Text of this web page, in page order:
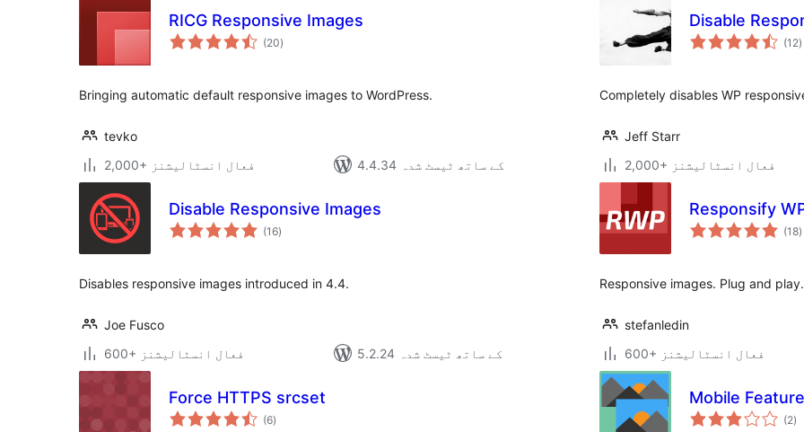
RICG Responsive Images
(20مجموعی
درجہ
)
Bringing automatic default responsive images to WordPress.
tevko
2,000+ فعال انسٹالیشنز
4.4.34 کے ساتھ ٹیسٹ شدہ
Disable
(12)
Completely disables WP
Jeff Starr
2,000+ فعال انسٹالیشنز
Disable Responsive Images
(16مجموعی
درجہ
)
Disables responsive images introduced in 4.4.
Joe Fusco
600+ فعال انسٹالیشنز
5.2.24 کے ساتھ ٹیسٹ شدہ
Responsify
(18)
Responsive images. Plug and play.
stefanledin
600+ فعال انسٹالیشنز
Force HTTPS srcset
(6مجموعی
درجہ
)
Mobile
(2)